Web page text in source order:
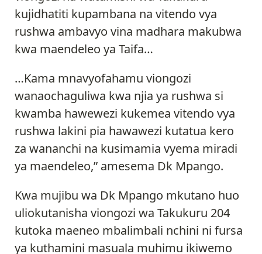
kujidhatiti kupambana na vitendo vya
rushwa ambavyo vina madhara makubwa
kwa maendeleo ya Taifa…
…Kama mnavyofahamu viongozi
wanaochaguliwa kwa njia ya rushwa si
kwamba hawewezi kukemea vitendo vya
rushwa lakini pia hawawezi kutatua kero
za wananchi na kusimamia vyema miradi
ya maendeleo,” amesema Dk Mpango.
Kwa mujibu wa Dk Mpango mkutano huo
uliokutanisha viongozi wa Takukuru 204
kutoka maeneo mbalimbali nchini ni fursa
ya kuthamini masuala muhimu ikiwemo